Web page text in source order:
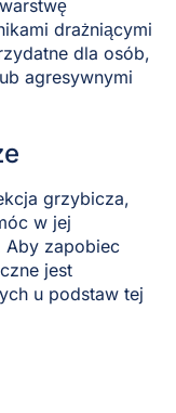
drażniącymi
dla osób,
agresywnymi
grzybicza,
w jej
Aby zapobiec
jest
u podstaw tej